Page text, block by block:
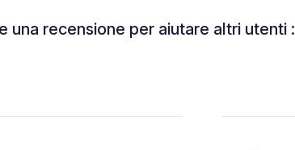
una recensione per aiutare altri utenti :